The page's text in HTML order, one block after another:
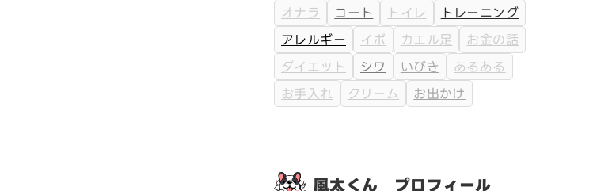
オナラ
コート トイレ
トレーニング
アレルギー
イボ カエル足
お金の話
ダイエット
シワ いびき
あるある
お手入れ
クリーム お出かけ
風太くん プロフィール